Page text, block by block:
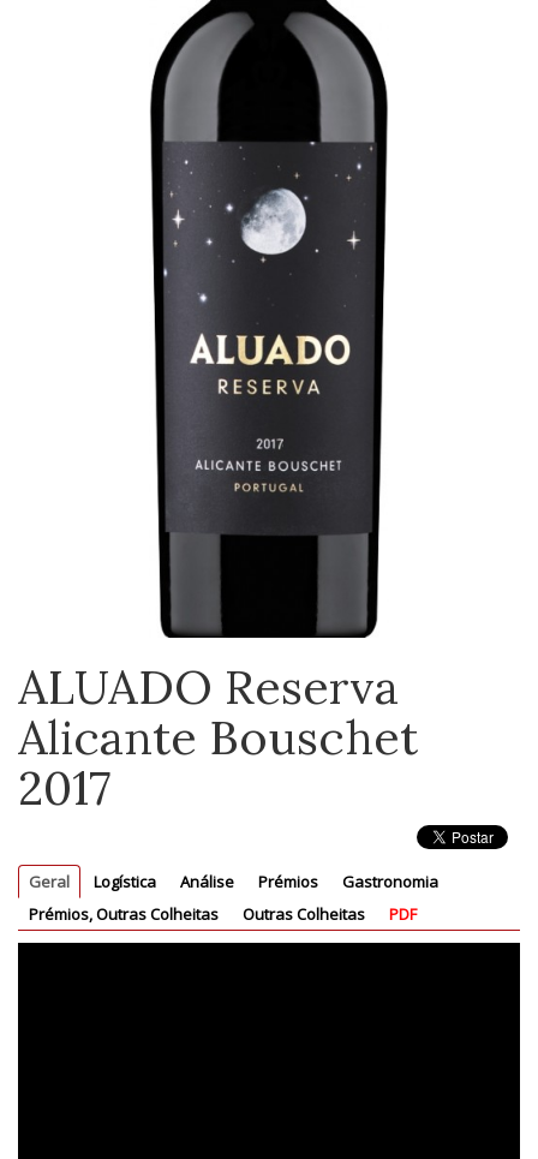
ALUADO Reserva
Alicante Bouschet
2017
Geral Logística Análise Prémios
Gastronomia
Prémios, Outras Colheitas
Outras Colheitas PDF